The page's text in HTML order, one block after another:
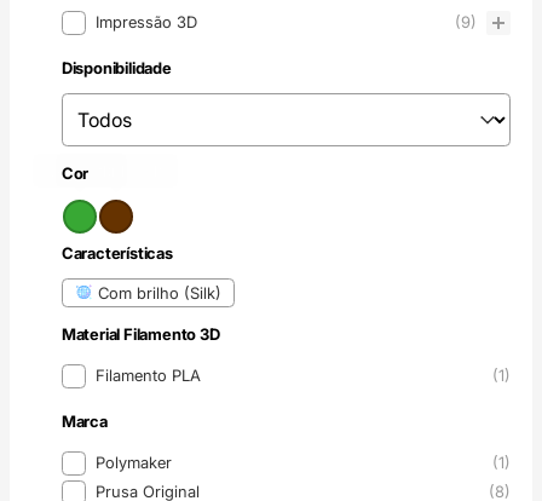
ProdutosImpressão 3D (9)
Disponibilidade
Disponibilidade
Disponibilidade
Cor
Cor
Verde
Castanho
Características
Características
Com brilho (Silk)
Material Filamento 3D
Material Filamento 3D
Filamento PLA (1)
Marca
MarcaPolymaker
(1)
Prusa Original
(8)